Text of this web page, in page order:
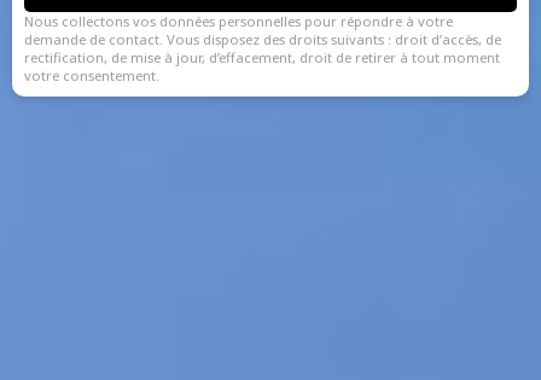
Nous collectons vos données personnelles pour répondre à votre
demande de contact. Vous disposez des droits suivants : droit d’accès, de
rectification, de mise à jour, d’effacement, droit de retirer à tout moment
votre consentement.